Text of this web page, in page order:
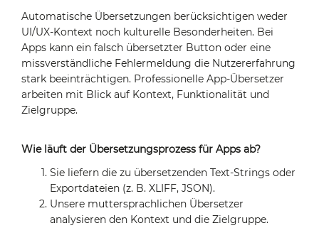
Automatische Übersetzungen berücksichtigen weder
UI/UX-Kontext noch kulturelle Besonderheiten. Bei
Apps kann ein falsch übersetzter Button oder eine
missverständliche Fehlermeldung die Nutzererfahrung
stark beeinträchtigen. Professionelle App-Übersetzer
arbeiten mit Blick auf Kontext, Funktionalität und
Zielgruppe.
Wie läuft der Übersetzungsprozess für Apps ab?
Sie liefern die zu übersetzenden Text-Strings oder
Exportdateien (z. B. XLIFF, JSON).
Unsere muttersprachlichen Übersetzer
analysieren den Kontext und die Zielgruppe.